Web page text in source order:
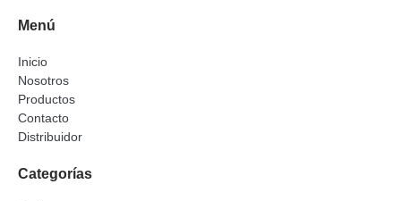
Menú
Inicio
Nosotros
Productos
Contacto
Distribuidor
Categorías